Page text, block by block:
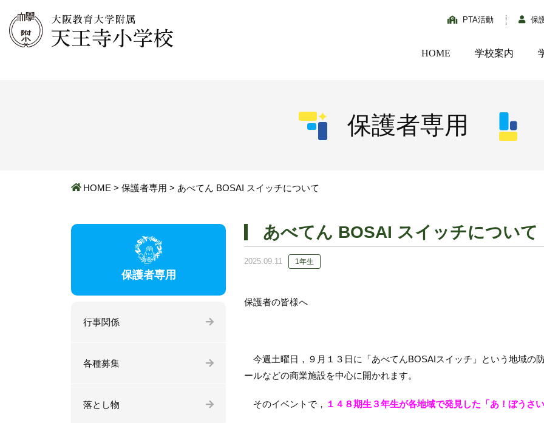
PTA活動 保
HOME 学校案内
保護者専用
HOME > 保護者専用 > あべてん BOSAI スイッチについて
あべてん BOSAI スイッチについて
2025.09.11 1年生
保護者の皆様へ
今週土曜日，９月１３日に「あべてんBOSAIスイッチ」という地域の
ールなどの商業施設を中心に開かれます。
そのイベントで， １４８期生３年生が各地域で発見した「あ！ぼうさ
保護者専用
行事関係
各種募集
落とし物